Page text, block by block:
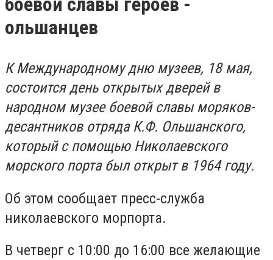
ольшанцев
К Международному дню музеев, 18 мая,
состоится день открытых дверей в
народном музее боевой славы моряков-
десантников отряда К.Ф. Ольшанского,
который с помощью Николаевского
морского порта был открыт в 1964 году.
Об этом сообщает пресс-служба
николаевского морпорта.
В четверг с 10:00 до 16:00 все желающие